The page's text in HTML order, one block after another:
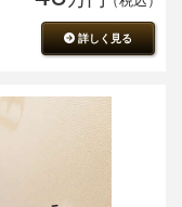
詳しく見る